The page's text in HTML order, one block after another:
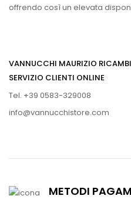
offrendo così un elevata
VANNUCCHI MAURIZIO
SERVIZIO CLIENTI ONLINE
Tel. +39 0583-329008
info@vannucchistore.com
METODI